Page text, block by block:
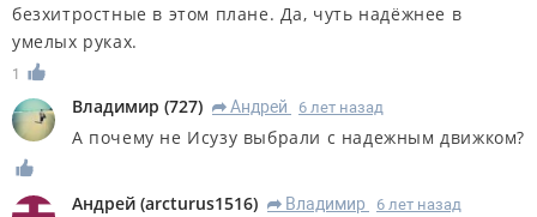
безхитростные в этом плане. Да, чуть надёжнее в
умелых руках.
1
Владимир (727) R Андрей 6 лет назад
А почему не Исузу выбрали с надежным движком?
Андрей (arcturus1516) R Владимир 6 лет назад